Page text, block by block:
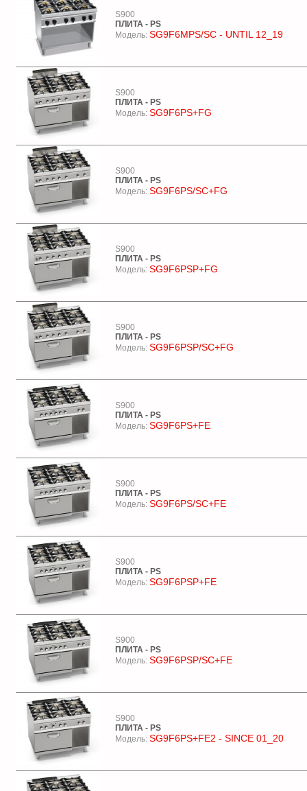
S900
ПЛИТА - PS
Модель: SG9F6MPS/SC - UNTIL 12_19
S900
ПЛИТА - PS
Модель: SG9F6PS+FG
S900
ПЛИТА - PS
Модель: SG9F6PS/SC+FG
S900
ПЛИТА - PS
Модель: SG9F6PSP+FG
S900
ПЛИТА - PS
Модель: SG9F6PSP/SC+FG
S900
ПЛИТА - PS
Модель: SG9F6PS+FE
S900
ПЛИТА - PS
Модель: SG9F6PS/SC+FE
S900
ПЛИТА - PS
Модель: SG9F6PSP+FE
S900
ПЛИТА - PS
Модель: SG9F6PSP/SC+FE
S900
ПЛИТА - PS
Модель: SG9F6PS+FE2 - SINCE 01_20